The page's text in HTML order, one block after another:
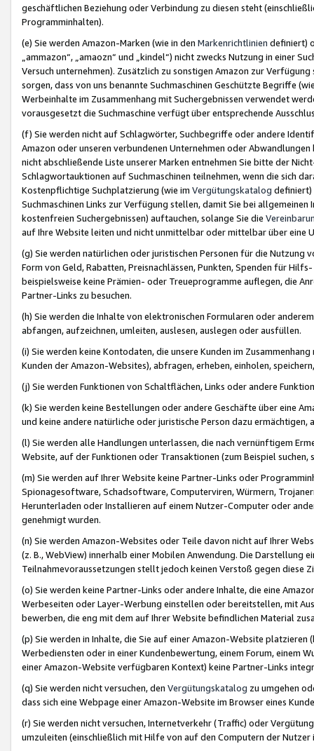
geschäftlichen Beziehung oder Verbindung zu diesen steht
Programminhalten).
(e) Sie werden Amazon-Marken (wie in den Markenrichtlinien definiert)
„ammazon“, „amaozn“ und „kindel“) nicht zwecks Nutzung in einer
Versuch unternehmen). Zusätzlich zu sonstigen Amazon zur
sorgen, dass von uns benannte Suchmaschinen Geschützte Begriffe
Werbeinhalte im Zusammenhang mit Suchergebnissen verwendet
vorausgesetzt die Suchmaschine verfügt über entsprechende
(f) Sie werden nicht auf Schlagwörter, Suchbegriffe oder andere
Amazon oder unseren verbundenen Unternehmen oder
nicht abschließende Liste unserer Marken entnehmen Sie bitte der
Schlagwortauktionen auf Suchmaschinen teilnehmen, wenn die sich
Kostenpflichtige Suchplatzierung (wie im Vergütungskatalog definiert)
Suchmaschinen Links zur Verfügung stellen, damit Sie bei
kostenfreien Suchergebnissen) auftauchen, solange Sie die
auf Ihre Website leiten und nicht unmittelbar oder mittelbar über eine
(g) Sie werden natürlichen oder juristischen Personen für die Nutzung
Form von Geld, Rabatten, Preisnachlässen, Punkten, Spenden für
beispielsweise keine Prämien- oder Treueprogramme auflegen, die
Partner-Links zu besuchen.
(h) Sie werden die Inhalte von elektronischen Formularen oder
abfangen, aufzeichnen, umleiten, auslesen, auslegen oder ausfüllen.
(i) Sie werden keine Kontodaten, die unsere Kunden im
Kunden der Amazon-Websites), abfragen, erheben, einholen,
(j) Sie werden Funktionen von Schaltflächen, Links oder andere
(k) Sie werden keine Bestellungen oder andere Geschäfte über eine
und keine andere natürliche oder juristische Person dazu
(l) Sie werden alle Handlungen unterlassen, die nach vernünftigem
Website, auf der Funktionen oder Transaktionen (zum Beispiel
(m) Sie werden auf Ihrer Website keine Partner-Links oder
Spionagesoftware, Schadsoftware, Computerviren, Würmern,
Herunterladen oder Installieren auf einem Nutzer-Computer oder
genehmigt wurden.
(n) Sie werden Amazon-Websites oder Teile davon nicht auf Ihrer
(z. B., WebView) innerhalb einer Mobilen Anwendung. Die Darstellung
Teilnahmevoraussetzungen stellt jedoch keinen Verstoß gegen diese
(o) Sie werden keine Partner-Links oder andere Inhalte, die eine
Werbeseiten oder Layer-Werbung einstellen oder bereitstellen, mit
bewerben, die eng mit dem auf Ihrer Website befindlichen Material
(p) Sie werden in Inhalte, die Sie auf einer Amazon-Website
Werbediensten oder in einer Kundenbewertung, einem Forum, einem
einer Amazon-Website verfügbaren Kontext) keine Partner-Links
(q) Sie werden nicht versuchen, den Vergütungskatalog zu umgehen
dass sich eine Webpage einer Amazon-Website im Browser eines
(r) Sie werden nicht versuchen, Internetverkehr (Traffic) oder
umzuleiten (einschließlich mit Hilfe von auf den Computern der